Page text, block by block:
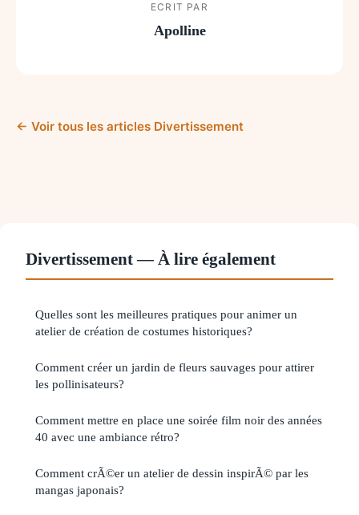
ECRIT PAR
Apolline
← Voir tous les articles Divertissement
Divertissement — À lire également
Quelles sont les meilleures pratiques pour animer un
atelier de création de costumes historiques?
Comment créer un jardin de fleurs sauvages pour attirer
les pollinisateurs?
Comment mettre en place une soirée film noir des années
40 avec une ambiance rétro?
Comment crÃ©er un atelier de dessin inspirÃ© par les
mangas japonais?